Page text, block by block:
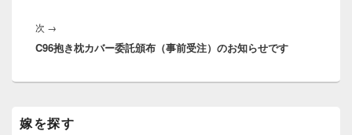
ゲ
ー
シ
次 →
の
C96抱き枕カバー委託頒布（事前受注）のお知らせです
イ嫁を探す